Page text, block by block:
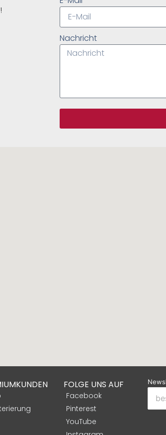
Nachricht
FOLGE UNS AUF
Facebook
Pinterest
YouTube